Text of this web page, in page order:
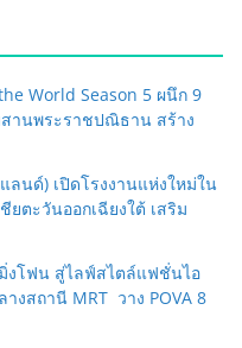
World Season 5 ผนึก 9
านพระราชปณิธาน สร้าง
ลนด์) เปิดโรงงานแห่งใหม่ใน
ตะวันออกเฉียงใต้ เสริม
งโฟน สู่ไลฟ์สไตล์แฟชั่นไอ
งสถานี MRT วาง POVA 8